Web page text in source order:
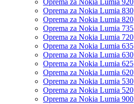
Oprema za Nokia Lumia 920
Oprema za Nokia Lumia 830
Oprema za Nokia Lumia 820
Oprema za Nokia Lumia 735
Oprema za Nokia Lumia 720
Oprema za Nokia Lumia 635
Oprema za Nokia Lumia 630
Oprema za Nokia Lumia 625
Oprema za Nokia Lumia 620
Oprema za Nokia Lumia 530
Oprema za Nokia Lumia 520
Oprema za Nokia Lumia 900